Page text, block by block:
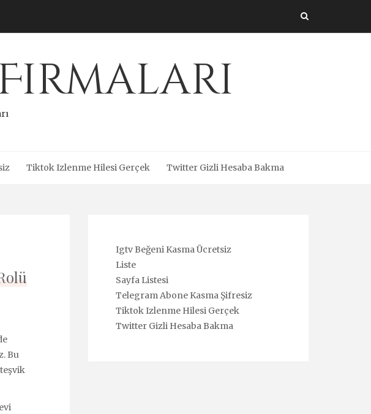
Tiktok Izlenme Hilesi Gerçek Twitter Gizli Hesaba Bakma
Bu
Igtv Beğeni Kasma Ücretsiz
Liste
Sayfa Listesi
Telegram Abone Kasma Şifresiz
Tiktok Izlenme Hilesi Gerçek
Twitter Gizli Hesaba Bakma